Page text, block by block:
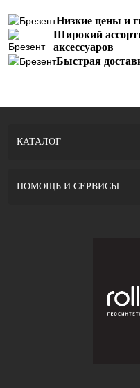
Низкие цены и
Широкий
аксессуаров
Быстрая
КАТАЛОГ
ПОМОЩЬ И СЕРВИСЫ